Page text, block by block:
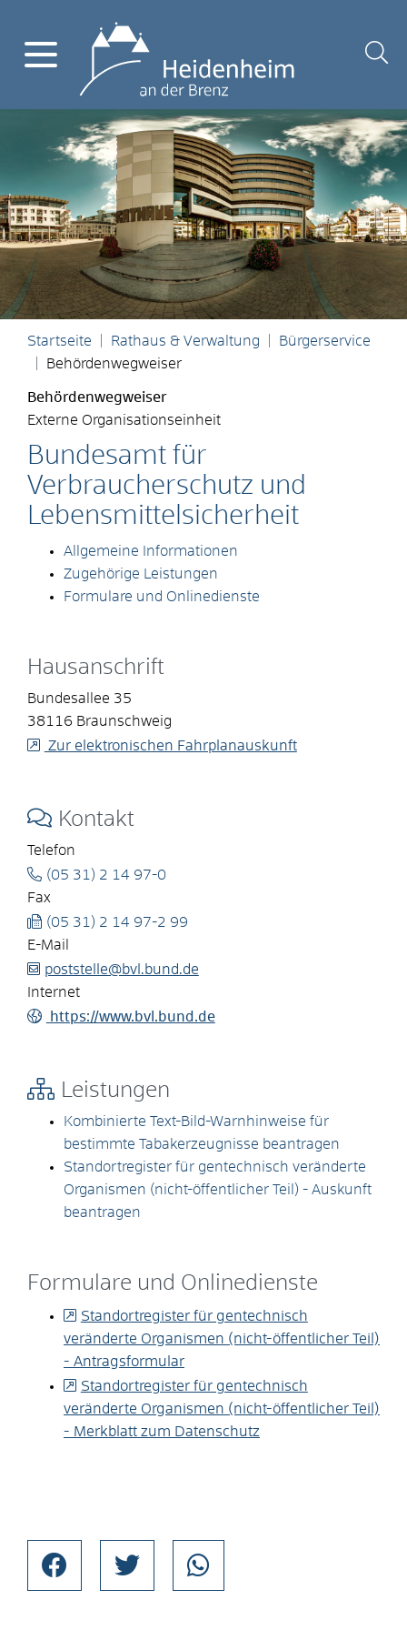
Startseite Rathaus & Verwaltung
Bürgerservice
Behördenwegweiser
Behördenwegweiser
Externe Organisationseinheit
Bundesamt für
Verbraucherschutz und
Lebensmittelsicherheit
Allgemeine Informationen
Zugehörige Leistungen
Formulare und Onlinedienste
Hausanschrift
Bundesallee 35
38116 Braunschweig
Zur elektronischen Fahrplanauskunft
Kontakt
Telefon
(05 31) 2 14 97-0
Fax
(05 31) 2 14 97-2 99
E-Mail
poststelle@bvl.bund.de
Internet
https://www.bvl.bund.de
Leistungen
Kombinierte Text-Bild-Warnhinweise für
bestimmte Tabakerzeugnisse beantragen
Standortregister für gentechnisch veränderte
Organismen (nicht-öffentlicher Teil) - Auskunft
beantragen
Formulare und Onlinedienste
Standortregister für gentechnisch
veränderte Organismen (nicht-öffentlicher Teil)
- Antragsformular
Standortregister für gentechnisch
veränderte Organismen (nicht-öffentlicher Teil)
- Merkblatt zum Datenschutz